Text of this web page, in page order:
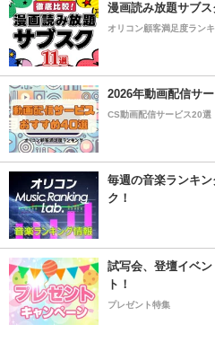
漫画読み放題サブス
オリコン顧客満足度ラン
2026年動画配信サ
CS動画配信サービス20選
毎週の音楽ランキ
ク！
試写会、登壇イベ
ト！
プレゼント特集